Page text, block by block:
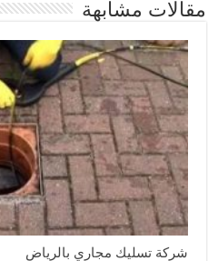
مقالات مشابهة
شركة تسليك مجاري بالرياض